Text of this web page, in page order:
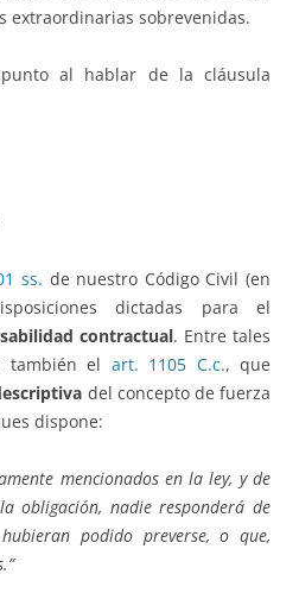
extraordinarias sobrevenidas.
al hablar de la cláusula
ss. de nuestro Código Civil (en
dictadas para el
contractual. Entre tales
también el art. 1105 C.c., que
del concepto de fuerza
dispone:
mencionados en la ley, y de
obligación, nadie responderá de
podido preverse, o que,